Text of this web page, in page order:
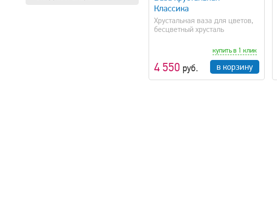
Классика
Хрустальная ваза для цветов,
бесцветный хрусталь
4 550 руб.
купить в 1 клик
в корзину